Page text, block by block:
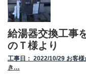
給湯器交換工事
のＴ様より
工事日： 2022/10/29 お客
き…